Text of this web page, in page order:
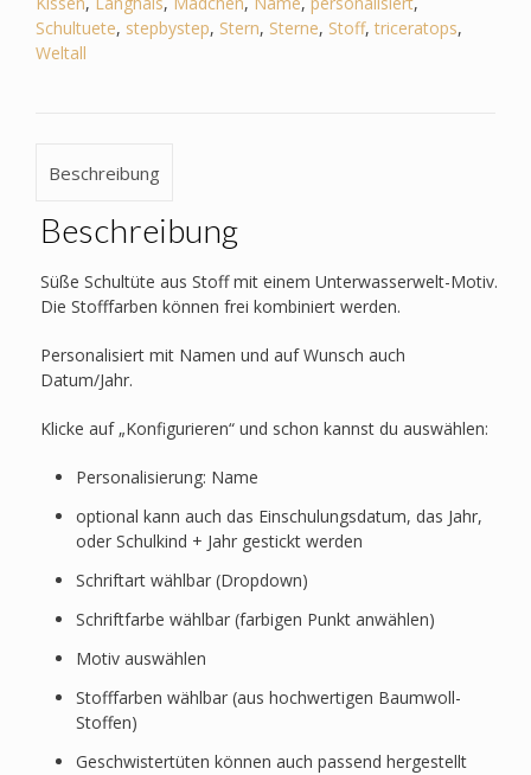
Schultuete, stepbystep, Stern, Sterne, Stoff, triceratops,
Weltall
Beschreibung
Beschreibung
Süße Schultüte aus Stoff mit einem Unterwasserwelt-Motiv.
Die Stofffarben können frei kombiniert werden.
Personalisiert mit Namen und auf Wunsch auch
Datum/Jahr.
Klicke auf „Konfigurieren“ und schon kannst du auswählen:
Personalisierung: Name
optional kann auch das Einschulungsdatum, das Jahr,
oder Schulkind + Jahr gestickt werden
Schriftart wählbar (Dropdown)
Schriftfarbe wählbar (farbigen Punkt anwählen)
Motiv auswählen
Stofffarben wählbar (aus hochwertigen Baumwoll-
Stoffen)
Geschwistertüten können auch passend hergestellt